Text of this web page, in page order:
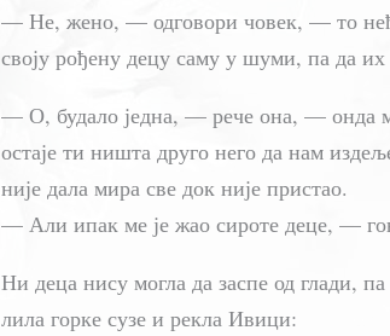
— Не, жено, — одговори човек, — то
своју рођену децу саму у шуми, па да
— О, будало једна, — рече она, — онда
остаје ти ништа друго него да нам
није дала мира све док није пристао.
— Али ипак ме је жао сироте деце, —
Ни деца нису могла да заспе од глади,
лила горке сузе и рекла Ивици: